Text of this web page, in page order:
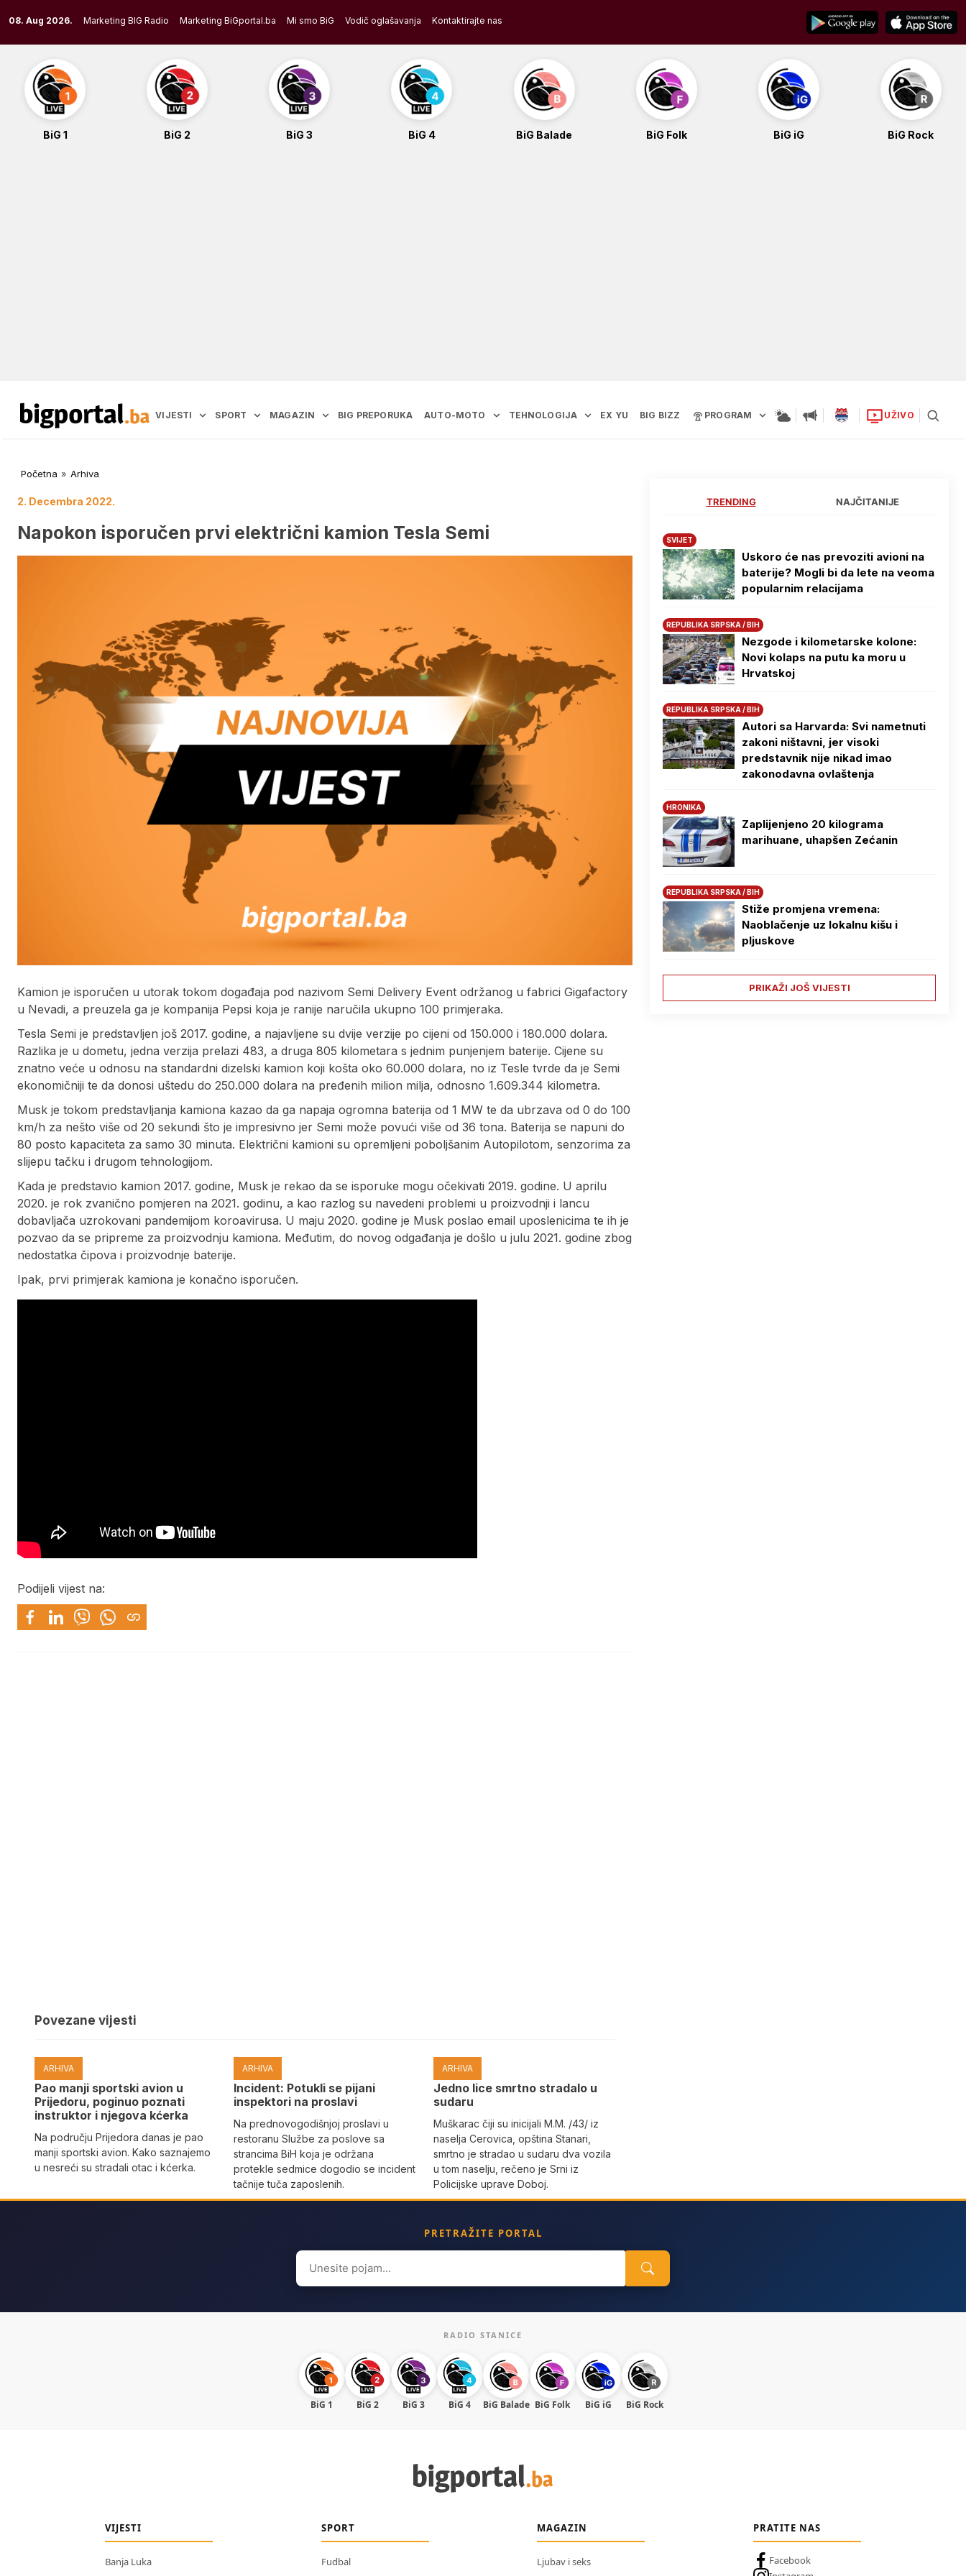
to
content
08. Aug 2026. Marketing BIG Radio Marketing BiGportal.ba Mi smo BiG Vodič oglašavanja Kontaktirajte nas
BiG 1 BiG 2 BiG 3 BiG 4 BiG Balade BiG Folk BiG iG BiG Rock
VIJESTI SPORT MAGAZIN BIG PREPORUKA AUTO-MOTO TEHNOLOGIJA EX YU BIG BIZZ PROGRAM UŽIVO
Početna » Arhiva
2. Decembra 2022.
Napokon isporučen prvi električni kamion Tesla Semi
Kamion je isporučen u utorak tokom događaja pod nazivom Semi Delivery Event održanog u fabrici Gigafactory
u Nevadi, a preuzela ga je kompanija Pepsi koja je ranije naručila ukupno 100 primjeraka.
Tesla Semi je predstavljen još 2017. godine, a najavljene su dvije verzije po cijeni od 150.000 i 180.000 dolara.
Razlika je u dometu, jedna verzija prelazi 483, a druga 805 kilometara s jednim punjenjem baterije. Cijene su
znatno veće u odnosu na standardni dizelski kamion koji košta oko 60.000 dolara, no iz Tesle tvrde da je Semi
ekonomičniji te da donosi uštedu do 250.000 dolara na pređenih milion milja, odnosno 1.609.344 kilometra.
Musk je tokom predstavljanja kamiona kazao da ga napaja ogromna baterija od 1 MW te da ubrzava od 0 do 100
km/h za nešto više od 20 sekundi što je impresivno jer Semi može povući više od 36 tona. Baterija se napuni do
80 posto kapaciteta za samo 30 minuta. Električni kamioni su opremljeni poboljšanim Autopilotom, senzorima za
slijepu tačku i drugom tehnologijom.
Kada je predstavio kamion 2017. godine, Musk je rekao da se isporuke mogu očekivati 2019. godine. U aprilu
2020. je rok zvanično pomjeren na 2021. godinu, a kao razlog su navedeni problemi u proizvodnji i lancu
dobavljača uzrokovani pandemijom koroavirusa. U maju 2020. godine je Musk poslao email uposlenicima te ih je
pozvao da se pripreme za proizvodnju kamiona. Međutim, do novog odgađanja je došlo u julu 2021. godine zbog
nedostatka čipova i proizvodnje baterije.
Ipak, prvi primjerak kamiona je konačno isporučen.
Podijeli vijest na:
Povezane vijesti
ARHIVA
Pao manji sportski avion u
Prijedoru, poginuo poznati
instruktor i njegova kćerka
Na području Prijedora danas je pao
manji sportski avion. Kako saznajemo
u nesreći su stradali otac i kćerka.
ARHIVA
Incident: Potukli se pijani
inspektori na proslavi
Na prednovogodišnjoj proslavi u
restoranu Službe za poslove sa
strancima BiH koja je održana
protekle sedmice dogodio se incident
tačnije tuča zaposlenih.
ARHIVA
Јedno lice smrtno stradalo u
sudaru
Muškarac čiji su inicijali M.M. /43/ iz
naselja Cerovica, opština Stanari,
smrtno je stradao u sudaru dva vozila
u tom naselju, rečeno je Srni iz
Policijske uprave Doboj.
TRENDING NAJČITANIJE
SVIJET
Uskoro će nas prevoziti avioni na
baterije? Mogli bi da lete na veoma
popularnim relacijama
REPUBLIKA SRPSKA / BIH
Nezgode i kilometarske kolone:
Novi kolaps na putu ka moru u
Hrvatskoj
REPUBLIKA SRPSKA / BIH
Autori sa Harvarda: Svi nametnuti
zakoni ništavni, jer visoki
predstavnik nije nikad imao
zakonodavna ovlaštenja
HRONIKA
Zaplijenjeno 20 kilograma
marihuane, uhapšen Zećanin
REPUBLIKA SRPSKA / BIH
Stiže promjena vremena:
Naoblačenje uz lokalnu kišu i
pljuskove
PRIKAŽI JOŠ VIJESTI
PRETRAŽITE PORTAL
Search
for:
RADIO STANICE
BiG 1 BiG 2 BiG 3 BiG 4 BiG Balade BiG Folk BiG iG BiG Rock
VIJESTI
Banja Luka
SPORT
Fudbal
MAGAZIN
Ljubav i seks
PRATITE NAS
Facebook